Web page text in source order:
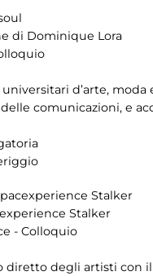
di Dominique Lora
d’arte, moda
comunicazioni, e
Stalker
Stalker
- Colloquio
diretto degli artisti con il